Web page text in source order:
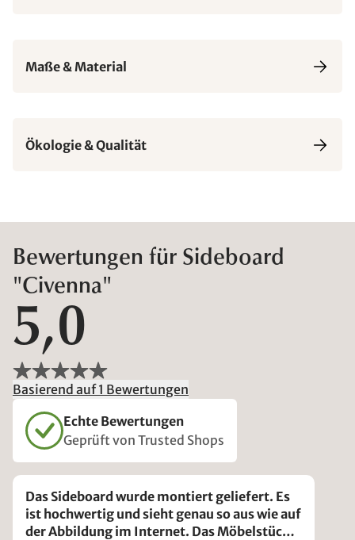
Maße & Material
Ökologie & Qualität
Bewertungen für Sideboard
"Civenna"
5,0
Basierend auf 1 Bewertungen
Echte Bewertungen
Geprüft von Trusted Shops
Das Sideboard wurde montiert geliefert. Es
ist hochwertig und sieht genau so aus wie auf
der Abbildung im Internet. Das Möbelstück